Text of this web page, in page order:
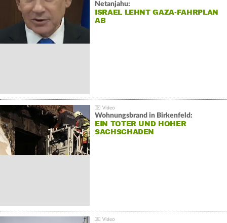
Netanjahu:
ISRAEL LEHNT GAZA-FAHRPLAN
AB
Wohnungsbrand in Birkenfeld:
EIN TOTER UND HOHER
SACHSCHADEN